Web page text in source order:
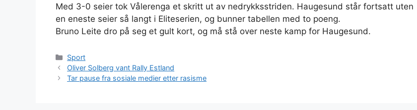
Med 3-0 seier tok Vålerenga et skritt ut av nedrykksstriden. Haugesund står fortsatt uten
en eneste seier så langt i Eliteserien, og bunner tabellen med to poeng.
Bruno Leite dro på seg et gult kort, og må stå over neste kamp for Haugesund.
Kategorier
Sport
Oliver Solberg vant Rally Estland
Tar pause fra sosiale medier etter rasisme